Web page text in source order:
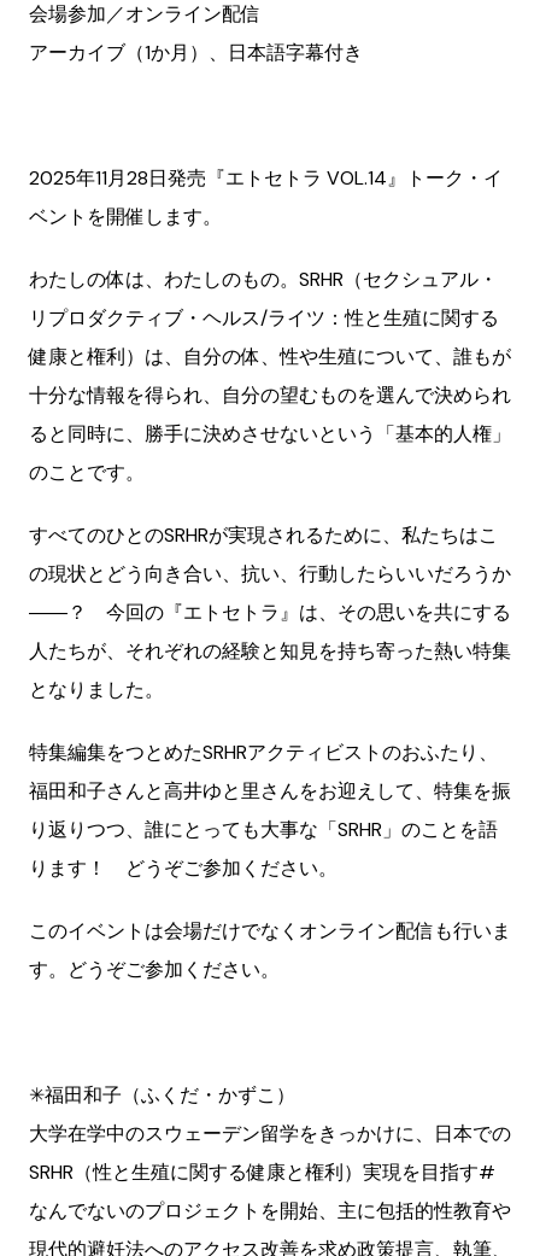
会場参加／オンライン配信
アーカイブ（1か月）、日本語字幕付き
2025年11月28日発売『エトセトラ VOL.14』トーク・イ
ベントを開催します。
わたしの体は、わたしのもの。SRHR（セクシュアル・
リプロダクティブ・ヘルス/ライツ：性と生殖に関する
健康と権利）は、自分の体、性や生殖について、誰もが
十分な情報を得られ、自分の望むものを選んで決められ
ると同時に、勝手に決めさせないという「基本的人権」
のことです。
すべてのひとのSRHRが実現されるために、私たちはこ
の現状とどう向き合い、抗い、行動したらいいだろうか
――？ 今回の『エトセトラ』は、その思いを共にする
人たちが、それぞれの経験と知見を持ち寄った熱い特集
となりました。
特集編集をつとめたSRHRアクティビストのおふたり、
福田和子さんと高井ゆと里さんをお迎えして、特集を振
り返りつつ、誰にとっても大事な「SRHR」のことを語
ります！ どうぞご参加ください。
このイベントは会場だけでなくオンライン配信も行いま
す。どうぞご参加ください。
✳︎福田和子（ふくだ・かずこ）
大学在学中のスウェーデン留学をきっかけに、日本での
SRHR（性と生殖に関する健康と権利）実現を目指す#
なんでないのプロジェクトを開始、主に包括的性教育や
現代的避妊法へのアクセス改善を求め政策提言、執筆、